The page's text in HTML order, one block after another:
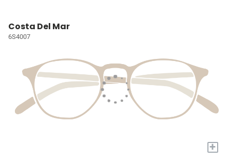
Costa Del Mar
6S4007
+